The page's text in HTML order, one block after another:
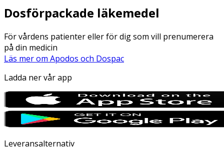
Dosförpackade läkemedel
För vårdens patienter eller för dig som vill prenumerera
på din medicin
Läs mer om Apodos och Dospac
Ladda ner vår app
Leveransalternativ